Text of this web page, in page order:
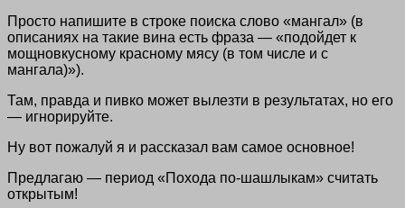
Просто напишите в строке поиска слово «мангал» (в
описаниях на такие вина есть фраза — «подойдет к
мощновкусному красному мясу (в том числе и с
мангала)»).
Там, правда и пивко может вылезти в результатах, но его
— игнорируйте.
Ну вот пожалуй я и рассказал вам самое основное!
Предлагаю — период «Похода по-шашлыкам» считать
открытым!